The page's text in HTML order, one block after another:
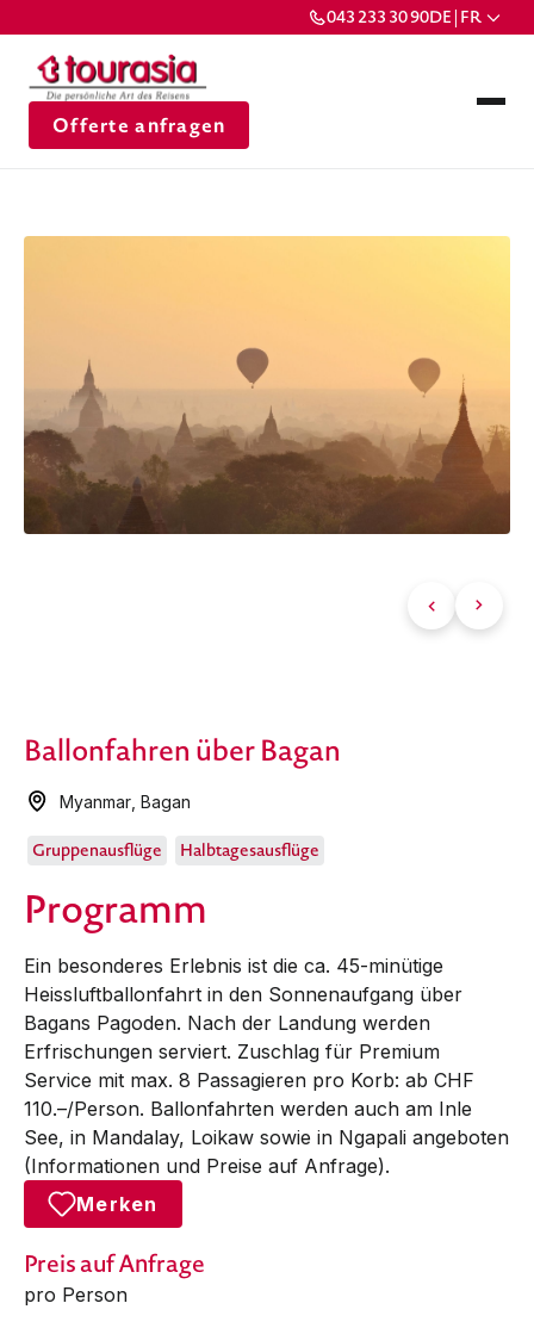
043 233 30 90DE | FR
Offerte anfragen
Ballonfahren über Bagan
Myanmar ,Bagan
Gruppenausflüge Halbtagesausflüge
Programm
Ein besonderes Erlebnis ist die ca. 45-minütige
Heissluftballonfahrt in den Sonnenaufgang über
Bagans Pagoden. Nach der Landung werden
Erfrischungen serviert. Zuschlag für Premium
Service mit max. 8 Passagieren pro Korb: ab CHF
110.–/Person. Ballonfahrten werden auch am Inle
See, in Mandalay, Loikaw sowie in Ngapali angeboten
(Informationen und Preise auf Anfrage).
Merken
Preis auf Anfrage
pro Person